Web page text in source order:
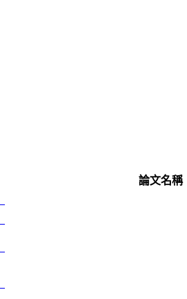
論文名稱